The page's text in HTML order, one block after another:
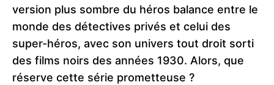
version plus sombre du héros balance entre le
monde des détectives privés et celui des
super-héros, avec son univers tout droit sorti
des films noirs des années 1930. Alors, que
réserve cette série prometteuse ?